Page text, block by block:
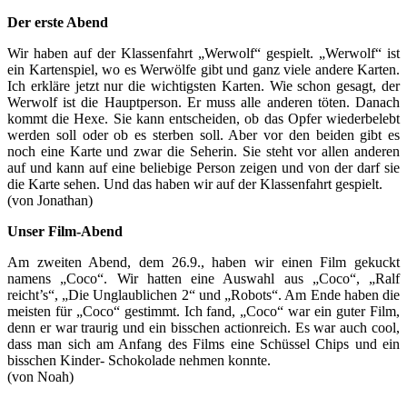
Der erste Abend
Wir haben auf der Klassenfahrt „Werwolf“ gespielt. „Werwolf“ ist
ein Kartenspiel, wo es Werwölfe gibt und ganz viele andere Karten.
Ich erkläre jetzt nur die wichtigsten Karten. Wie schon gesagt, der
Werwolf ist die Hauptperson. Er muss alle anderen töten. Danach
kommt die Hexe. Sie kann entscheiden, ob das Opfer wiederbelebt
werden soll oder ob es sterben soll. Aber vor den beiden gibt es
noch eine Karte und zwar die Seherin. Sie steht vor allen anderen
auf und kann auf eine beliebige Person zeigen und von der darf sie
die Karte sehen. Und das haben wir auf der Klassenfahrt gespielt.
(von Jonathan)
Unser Film-Abend
Am zweiten Abend, dem 26.9., haben wir einen Film gekuckt
namens „Coco“. Wir hatten eine Auswahl aus „Coco“, „Ralf
reicht’s“, „Die Unglaublichen 2“ und „Robots“. Am Ende haben die
meisten für „Coco“ gestimmt. Ich fand, „Coco“ war ein guter Film,
denn er war traurig und ein bisschen actionreich. Es war auch cool,
dass man sich am Anfang des Films eine Schüssel Chips und ein
bisschen Kinder- Schokolade nehmen konnte.
(von Noah)